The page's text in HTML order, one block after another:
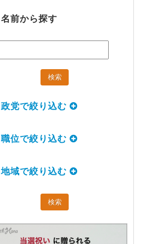
名前から探す
政党で絞り込む
職位で絞り込む
地域で絞り込む